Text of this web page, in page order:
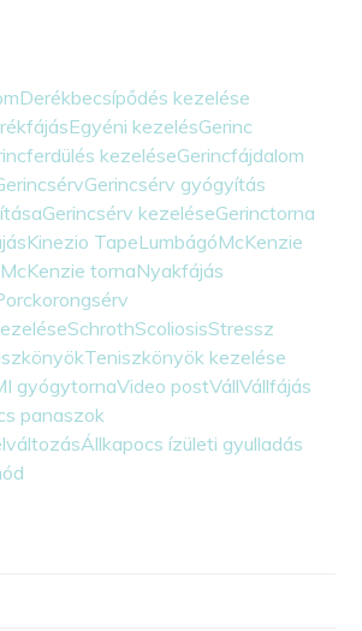
Derékbecsípődés kezelése
Egyéni kezelésGerinc
kezeléseGerincfájdalom
Gerincsérv gyógyítás
Gerincsérv kezeléseGerinctorna
Kinezio TapeLumbágóMcKenzie
McKenzie tornaNyakfájás
SchrothScoliosisStressz
Teniszkönyök kezelése
gyógytornaVideo postVállVállfájás
panaszok
Állkapocs ízületi gyulladás